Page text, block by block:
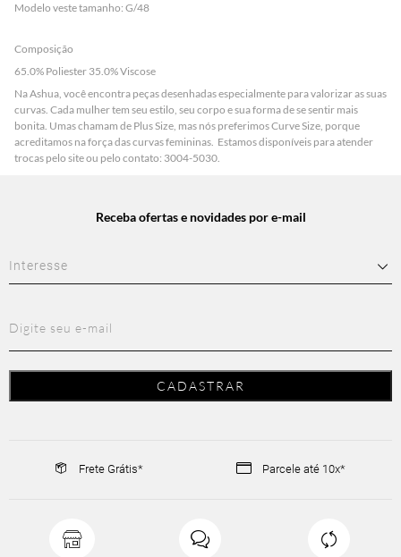
Modelo veste tamanho: G/48
Composição
65.0% Poliester 35.0% Viscose
Na Ashua, você encontra peças desenhadas especialmente para valorizar as suas
curvas. Cada mulher tem seu estilo, seu corpo e sua forma de se sentir mais
bonita. Umas chamam de Plus Size, mas nós preferimos Curve Size, porque
acreditamos na força das curvas femininas. Estamos disponíveis para atender
trocas pelo site ou pelo contato: 3004-5030.
Receba ofertas e novidades por e-mail
Frete Grátis* Parcele até 10x*